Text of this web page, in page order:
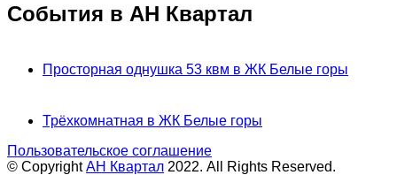
События в АН Квартал
Просторная однушка 53 квм в ЖК Белые горы
Трёхкомнатная в ЖК Белые горы
Пользовательское соглашение
© CopyrightАН Квартал 2022. All Rights Reserved.